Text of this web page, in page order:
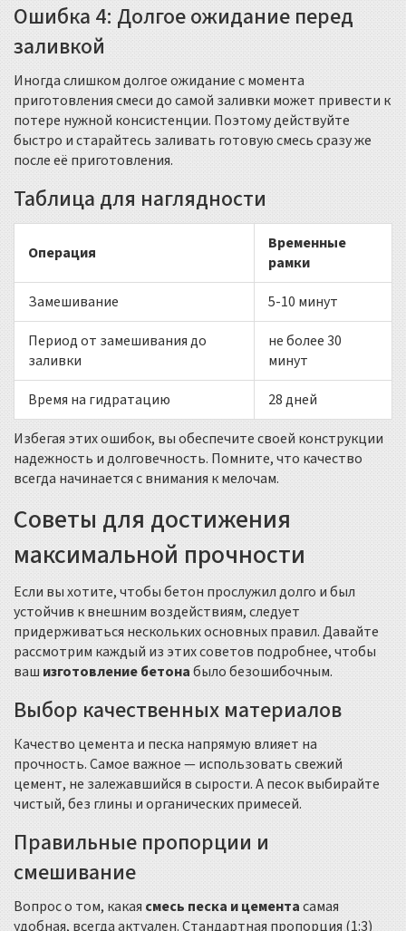
Ошибка 4: Долгое ожидание перед
заливкой
Иногда слишком долгое ожидание с момента
приготовления смеси до самой заливки может привести к
потере нужной консистенции. Поэтому действуйте
быстро и старайтесь заливать готовую смесь сразу же
после её приготовления.
Таблица для наглядности
Операция
Временные
рамки
Замешивание
5-10 минут
Период от замешивания до
заливки
не более 30
минут
Время на гидратацию
28 дней
Избегая этих ошибок, вы обеспечите своей конструкции
надежность и долговечность. Помните, что качество
всегда начинается с внимания к мелочам.
Советы для достижения
максимальной прочности
Если вы хотите, чтобы бетон прослужил долго и был
устойчив к внешним воздействиям, следует
придерживаться нескольких основных правил. Давайте
рассмотрим каждый из этих советов подробнее, чтобы
ваш изготовление бетонабыло безошибочным.
Выбор качественных материалов
Качество цемента и песка напрямую влияет на
прочность. Самое важное — использовать свежий
цемент, не залежавшийся в сырости. А песок выбирайте
чистый, без глины и органических примесей.
Правильные пропорции и
смешивание
Вопрос о том, какаясмесь песка и цементасамая
удобная, всегда актуален. Стандартная пропорция (1:3)